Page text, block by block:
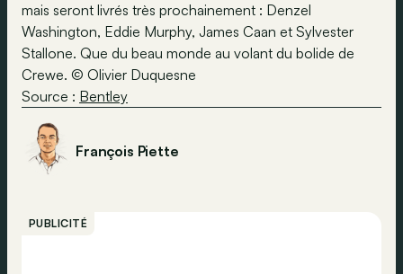
mais seront livrés très prochainement : Denzel
Washington, Eddie Murphy, James Caan et Sylvester
Stallone. Que du beau monde au volant du bolide de
Crewe. © Olivier Duquesne
Source : Bentley
François Piette
PUBLICITÉ